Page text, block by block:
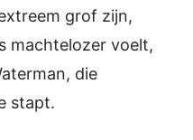
grof zijn,
machtelozer voelt,
die
stapt.